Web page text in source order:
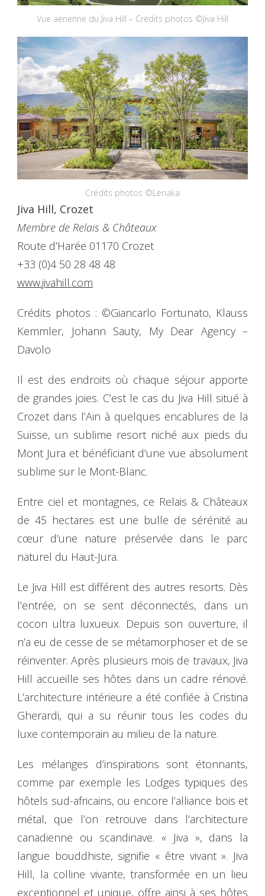
Vue aérienne du Jiva Hill – Crédits photos ©Jiva Hill
Crédits photos ©Lenaka
Jiva Hill, Crozet
Membre de Relais & Châteaux
Route d’Harée 01170 Crozet
+33 (0)4 50 28 48 48
www.jivahill.com
Crédits photos : ©Giancarlo Fortunato, Klauss
Kemmler, Johann Sauty, My Dear Agency –
Davolo
Il est des endroits où chaque séjour apporte
de grandes joies. C’est le cas du Jiva Hill situé à
Crozet dans l’Ain à quelques encablures de la
Suisse, un sublime resort niché aux pieds du
Mont Jura et bénéficiant d’une vue absolument
sublime sur le Mont-Blanc.
Entre ciel et montagnes, ce Relais & Châteaux
de 45 hectares est une bulle de sérénité au
cœur d’une nature préservée dans le parc
naturel du Haut-Jura.
Le Jiva Hill est différent des autres resorts. Dès
l’entrée, on se sent déconnectés, dans un
cocon ultra luxueux. Depuis son ouverture, il
n’a eu de cesse de se métamorphoser et de se
réinventer. Après plusieurs mois de travaux, Jiva
Hill accueille ses hôtes dans un cadre rénové.
L’architecture intérieure a été confiée à Cristina
Gherardi, qui a su réunir tous les codes du
luxe contemporain au milieu de la nature.
Les mélanges d’inspirations sont étonnants,
comme par exemple les Lodges typiques des
hôtels sud-africains, ou encore l’alliance bois et
métal, que l’on retrouve dans l’architecture
canadienne ou scandinave. « Jiva », dans la
langue bouddhiste, signifie « être vivant ». Jiva
Hill, la colline vivante, transformée en un lieu
exceptionnel et unique, offre ainsi à ses hôtes